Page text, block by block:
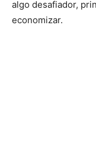
algo desafiador,
economizar.